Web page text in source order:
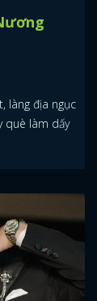
làng địa ngục
què làm dấy